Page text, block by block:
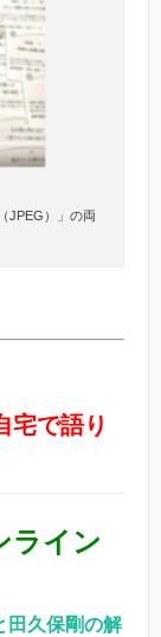
JPEG）」の両
宅で語り
ライン
田久保剛の解